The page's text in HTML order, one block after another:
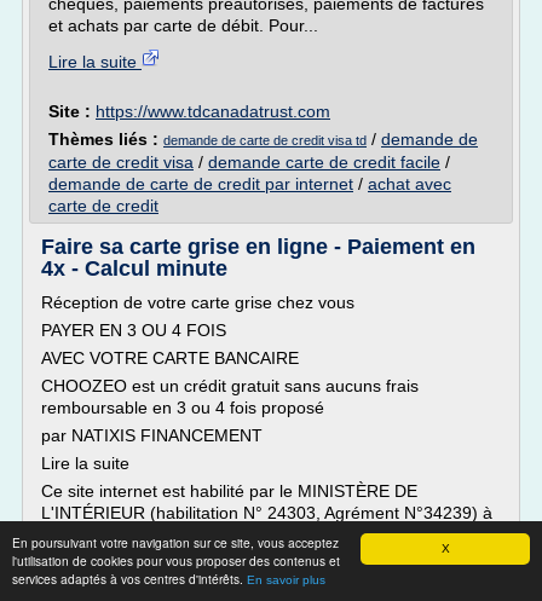
X
En poursuivant votre navigation sur ce site, vous acceptez
l'utilisation de cookies pour vous proposer des contenus et
services adaptés à vos centres d'intérêts. En savoir plus
et achats par carte de débit. Pour...
Lire la suite
Site : https://www.tdcanadatrust.com
Thèmes liés : demande de carte de credit visa td / demande de
carte de credit visa / demande carte de credit facile /
demande de carte de credit par internet / achat avec
carte de credit
Faire sa carte grise en ligne - Paiement en
4x - Calcul minute
Réception de votre carte grise chez vous
PAYER EN 3 OU 4 FOIS
AVEC VOTRE CARTE BANCAIRE
CHOOZEO est un crédit gratuit sans aucuns frais
remboursable en 3 ou 4 fois proposé
par NATIXIS FINANCEMENT
Lire la suite
Ce site internet est habilité par le MINISTÈRE DE
L'INTÉRIEUR (habilitation N° 24303, Agrément N°34239) à
effectuer vos démarches de carte grise sur internet. Nous
sommes...
Lire la suite